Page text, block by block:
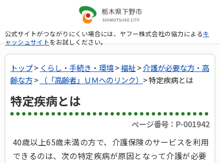
公式サイトがつながりにくい場合には、ヤフー株式会社の協力によるキ
ャッシュサイトをお試しください。
トップ> くらし・手続き・環境>福祉>介護が必要な方・高
齢な方> （「高齢者」ＵＭへのリンク） > 特定疾病とは
特定疾病とは
ページ番号：P-001942
40歳以上65歳未満の方で、介護保険のサービスを利用
できるのは、次の特定疾病が原因となって介護が必要